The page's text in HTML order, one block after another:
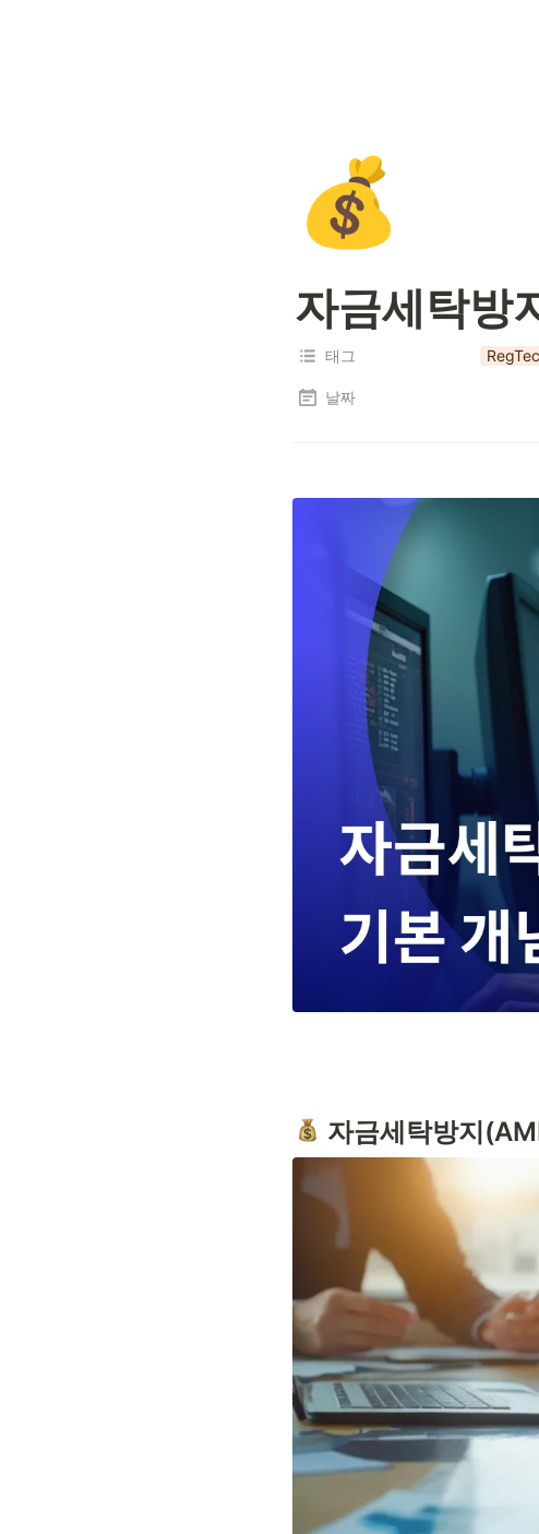
💰
자금세탁방
태그
날짜
자금세탁방지